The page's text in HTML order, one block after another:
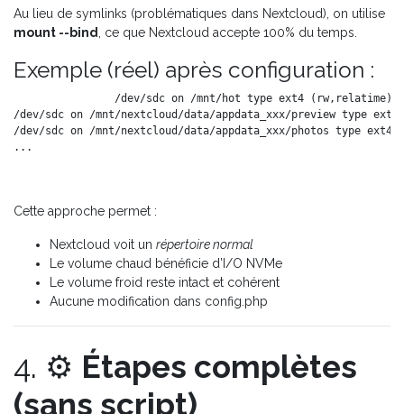
Au lieu de symlinks (problématiques dans Nextcloud), on utilise
mount --bind
, ce que Nextcloud accepte 100% du temps.
Exemple (réel) après configuration :
/dev/sdc on /mnt/hot type ext4 (rw,relatime)
/dev/sdc on /mnt/nextcloud/data/appdata_xxx/preview type
/dev/sdc on /mnt/nextcloud/data/appdata_xxx/photos type ext4
Cette approche permet :
Nextcloud voit un répertoire normal
Le volume chaud bénéficie d’I/O NVMe
Le volume froid reste intact et cohérent
Aucune modification dans config.php
4. ⚙️ Étapes complètes
(sans script)